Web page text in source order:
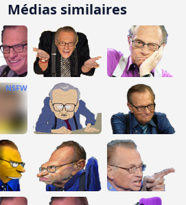
Médias similaires
NSFW